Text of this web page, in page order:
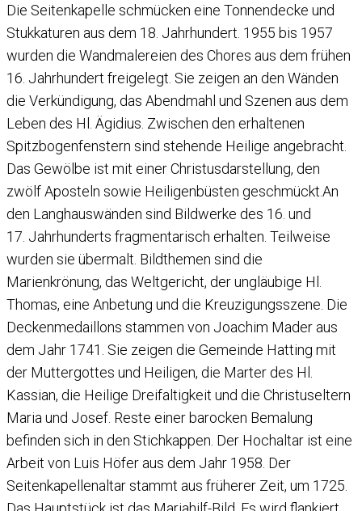
Die Seitenkapelle schmücken eine Tonnendecke und
Stukkaturen aus dem 18. Jahrhundert. 1955 bis 1957
wurden die Wandmalereien des Chores aus dem frühen
16. Jahrhundert freigelegt. Sie zeigen an den Wänden
die Verkündigung, das Abendmahl und Szenen aus dem
Leben des Hl. Ägidius. Zwischen den erhaltenen
Spitzbogenfenstern sind stehende Heilige angebracht.
Das Gewölbe ist mit einer Christusdarstellung, den
zwölf Aposteln sowie Heiligenbüsten geschmückt.An
den Langhauswänden sind Bildwerke des 16. und
17. Jahrhunderts fragmentarisch erhalten. Teilweise
wurden sie übermalt. Bildthemen sind die
Marienkrönung, das Weltgericht, der ungläubige Hl.
Thomas, eine Anbetung und die Kreuzigungsszene. Die
Deckenmedaillons stammen von Joachim Mader aus
dem Jahr 1741. Sie zeigen die Gemeinde Hatting mit
der Muttergottes und Heiligen, die Marter des Hl.
Kassian, die Heilige Dreifaltigkeit und die Christuseltern
Maria und Josef. Reste einer barocken Bemalung
befinden sich in den Stichkappen. Der Hochaltar ist eine
Arbeit von Luis Höfer aus dem Jahr 1958. Der
Seitenkapellenaltar stammt aus früherer Zeit, um 1725.